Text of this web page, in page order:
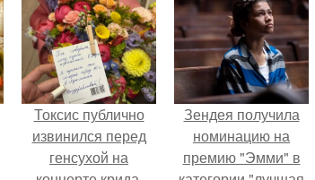
Токсис публично
извинился перед
генсухой на
Зендея получила
номинацию на
премию "Эмми" в